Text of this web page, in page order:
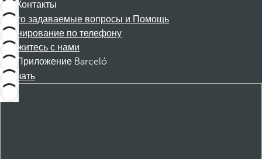
Контакты
Часто задаваемые вопросы и Помощь
Бронирование по телефону
Свяжитесь с нами
Приложение Barceló
Скачать